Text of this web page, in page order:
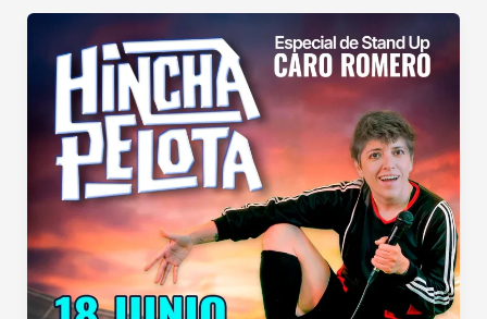
Hinchapelota
–
Stand
up
de
Caro
Romero